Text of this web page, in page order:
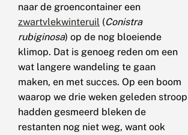
naar de groencontainer een
zwartvlekwinteruil (Conistra
rubiginosa) op de nog bloeiende
klimop. Dat is genoeg reden om een
wat langere wandeling te gaan
maken, en met succes. Op een boom
waarop we drie weken geleden stroop
hadden gesmeerd bleken de
restanten nog niet weg, want ook